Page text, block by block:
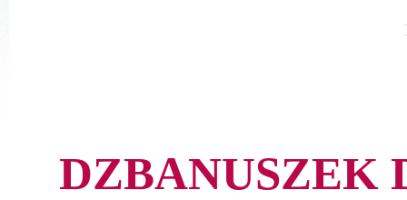
DZBANUSZEK